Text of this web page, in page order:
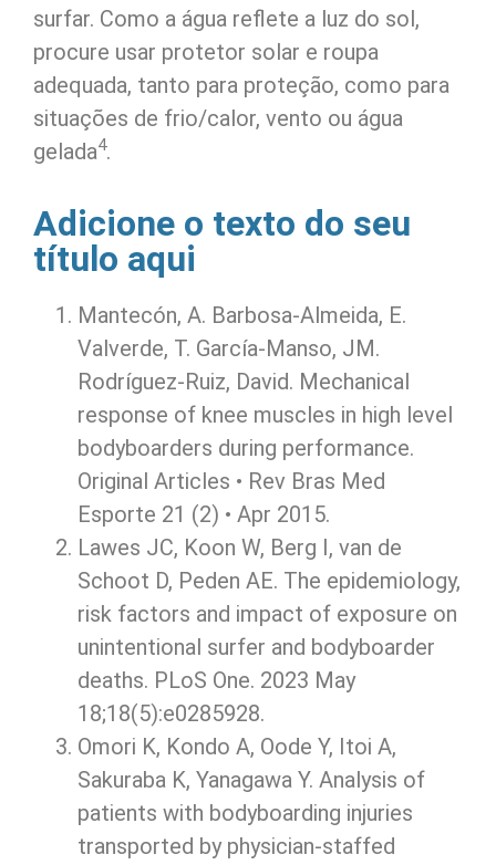
surfar. Como a água reflete a luz do sol,
procure usar protetor solar e roupa
adequada, tanto para proteção, como para
situações de frio/calor, vento ou água
gelada4.
Adicione o texto do seu
título aqui
Mantecón, A. Barbosa-Almeida, E.
Valverde, T. García-Manso, JM.
Rodríguez-Ruiz, David. Mechanical
response of knee muscles in high level
bodyboarders during performance.
Original Articles • Rev Bras Med
Esporte 21 (2) • Apr 2015.
Lawes JC, Koon W, Berg I, van de
Schoot D, Peden AE. The epidemiology,
risk factors and impact of exposure on
unintentional surfer and bodyboarder
deaths. PLoS One. 2023 May
18;18(5):e0285928.
Omori K, Kondo A, Oode Y, Itoi A,
Sakuraba K, Yanagawa Y. Analysis of
patients with bodyboarding injuries
transported by physician-staffed